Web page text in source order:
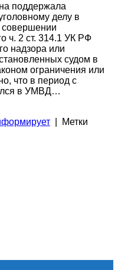
поддержала
делу в
совершении
ч. 2 ст. 314.1 УК РФ
надзора или
судом в
ограничения или
что в период с
в УМВД…
Метки